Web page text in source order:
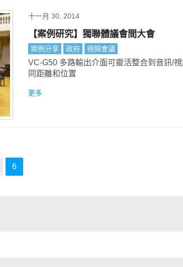
十一月 30, 2014
【案例研究】獨聯體議會間大會
案例分享 政府 視頻會議
VC-G50 多路輸出介面可靈活整合到音訊/
同距離和位置
更多
6